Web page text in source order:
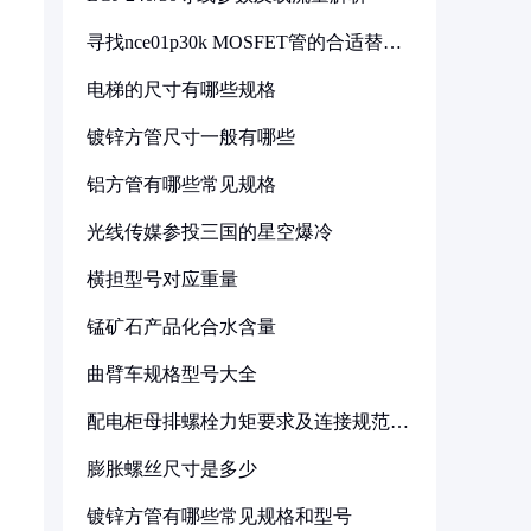
寻找nce01p30k MOSFET管的合适替代
电梯的尺寸有哪些规格
镀锌方管尺寸一般有哪些
铝方管有哪些常见规格
光线传媒参投三国的星空爆冷
横担型号对应重量
锰矿石产品化合水含量
曲臂车规格型号大全
配电柜母排螺栓力矩要求及连接规范详
膨胀螺丝尺寸是多少
镀锌方管有哪些常见规格和型号